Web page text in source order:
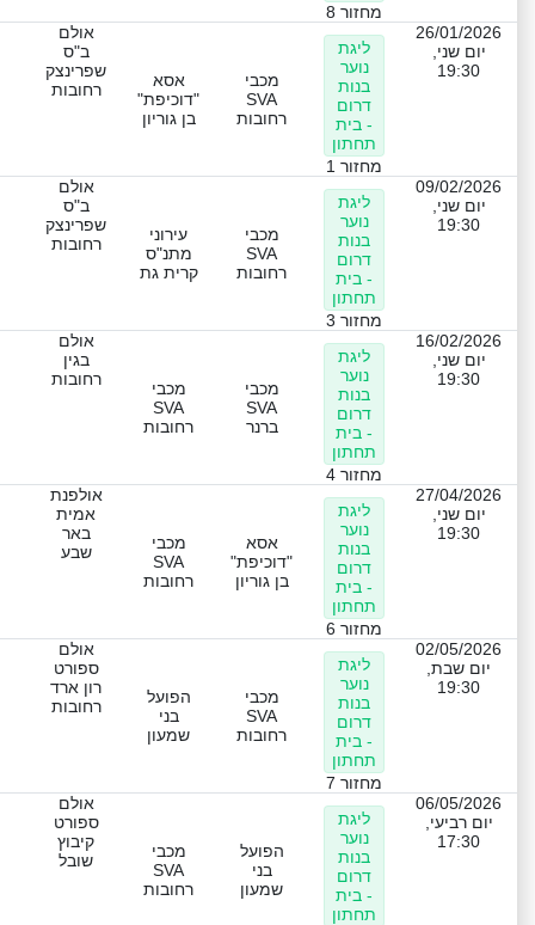
מחזור 8
26/01/2026
יום שני,
19:30
ליגת
נוער
בנות
דרום
- בית
תחתון
מחזור 1
מכבי
SVA
רחובות
אסא
"דוכיפת"
בן גוריון
אולם
ב"ס
שפרינצק
רחובות
09/02/2026
יום שני,
19:30
ליגת
נוער
בנות
דרום
- בית
תחתון
מחזור 3
מכבי
SVA
רחובות
עירוני
מתנ"ס
קרית גת
אולם
ב"ס
שפרינצק
רחובות
16/02/2026
יום שני,
19:30
ליגת
נוער
בנות
דרום
- בית
תחתון
מחזור 4
מכבי
SVA
ברנר
מכבי
SVA
רחובות
אולם
בגין
רחובות
27/04/2026
יום שני,
19:30
ליגת
נוער
בנות
דרום
- בית
תחתון
מחזור 6
אסא
"דוכיפת"
בן גוריון
מכבי
SVA
רחובות
אולפנת
אמית
באר
שבע
02/05/2026
יום שבת,
19:30
ליגת
נוער
בנות
דרום
- בית
תחתון
מחזור 7
מכבי
SVA
רחובות
הפועל
בני
שמעון
אולם
ספורט
רון ארד
רחובות
06/05/2026
יום רביעי,
17:30
ליגת
נוער
בנות
דרום
- בית
תחתון
הפועל
בני
שמעון
מכבי
SVA
רחובות
אולם
ספורט
קיבוץ
שובל